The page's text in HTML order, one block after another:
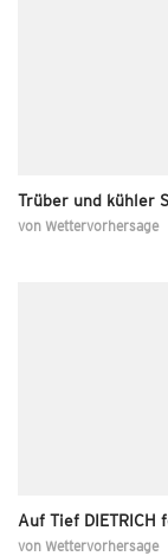
Trüber und kühler
von Wettervorhersage
Auf Tief DIETRICH
von Wettervorhersage